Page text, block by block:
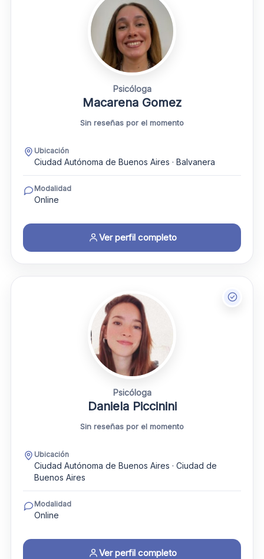
Psicóloga
Macarena Gomez
Sin reseñas por el momento
Ubicación
Ciudad Autónoma de Buenos Aires · Balvanera
Modalidad
Online
Ver perfil completo
Psicóloga
Daniela Piccinini
Sin reseñas por el momento
Ubicación
Ciudad Autónoma de Buenos Aires · Ciudad de
Buenos Aires
Modalidad
Online
Ver perfil completo